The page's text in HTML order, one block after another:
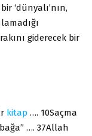
‘dünyalı’nın,
giderecek bir
kitap …. 10Saçma
…. 37Allah